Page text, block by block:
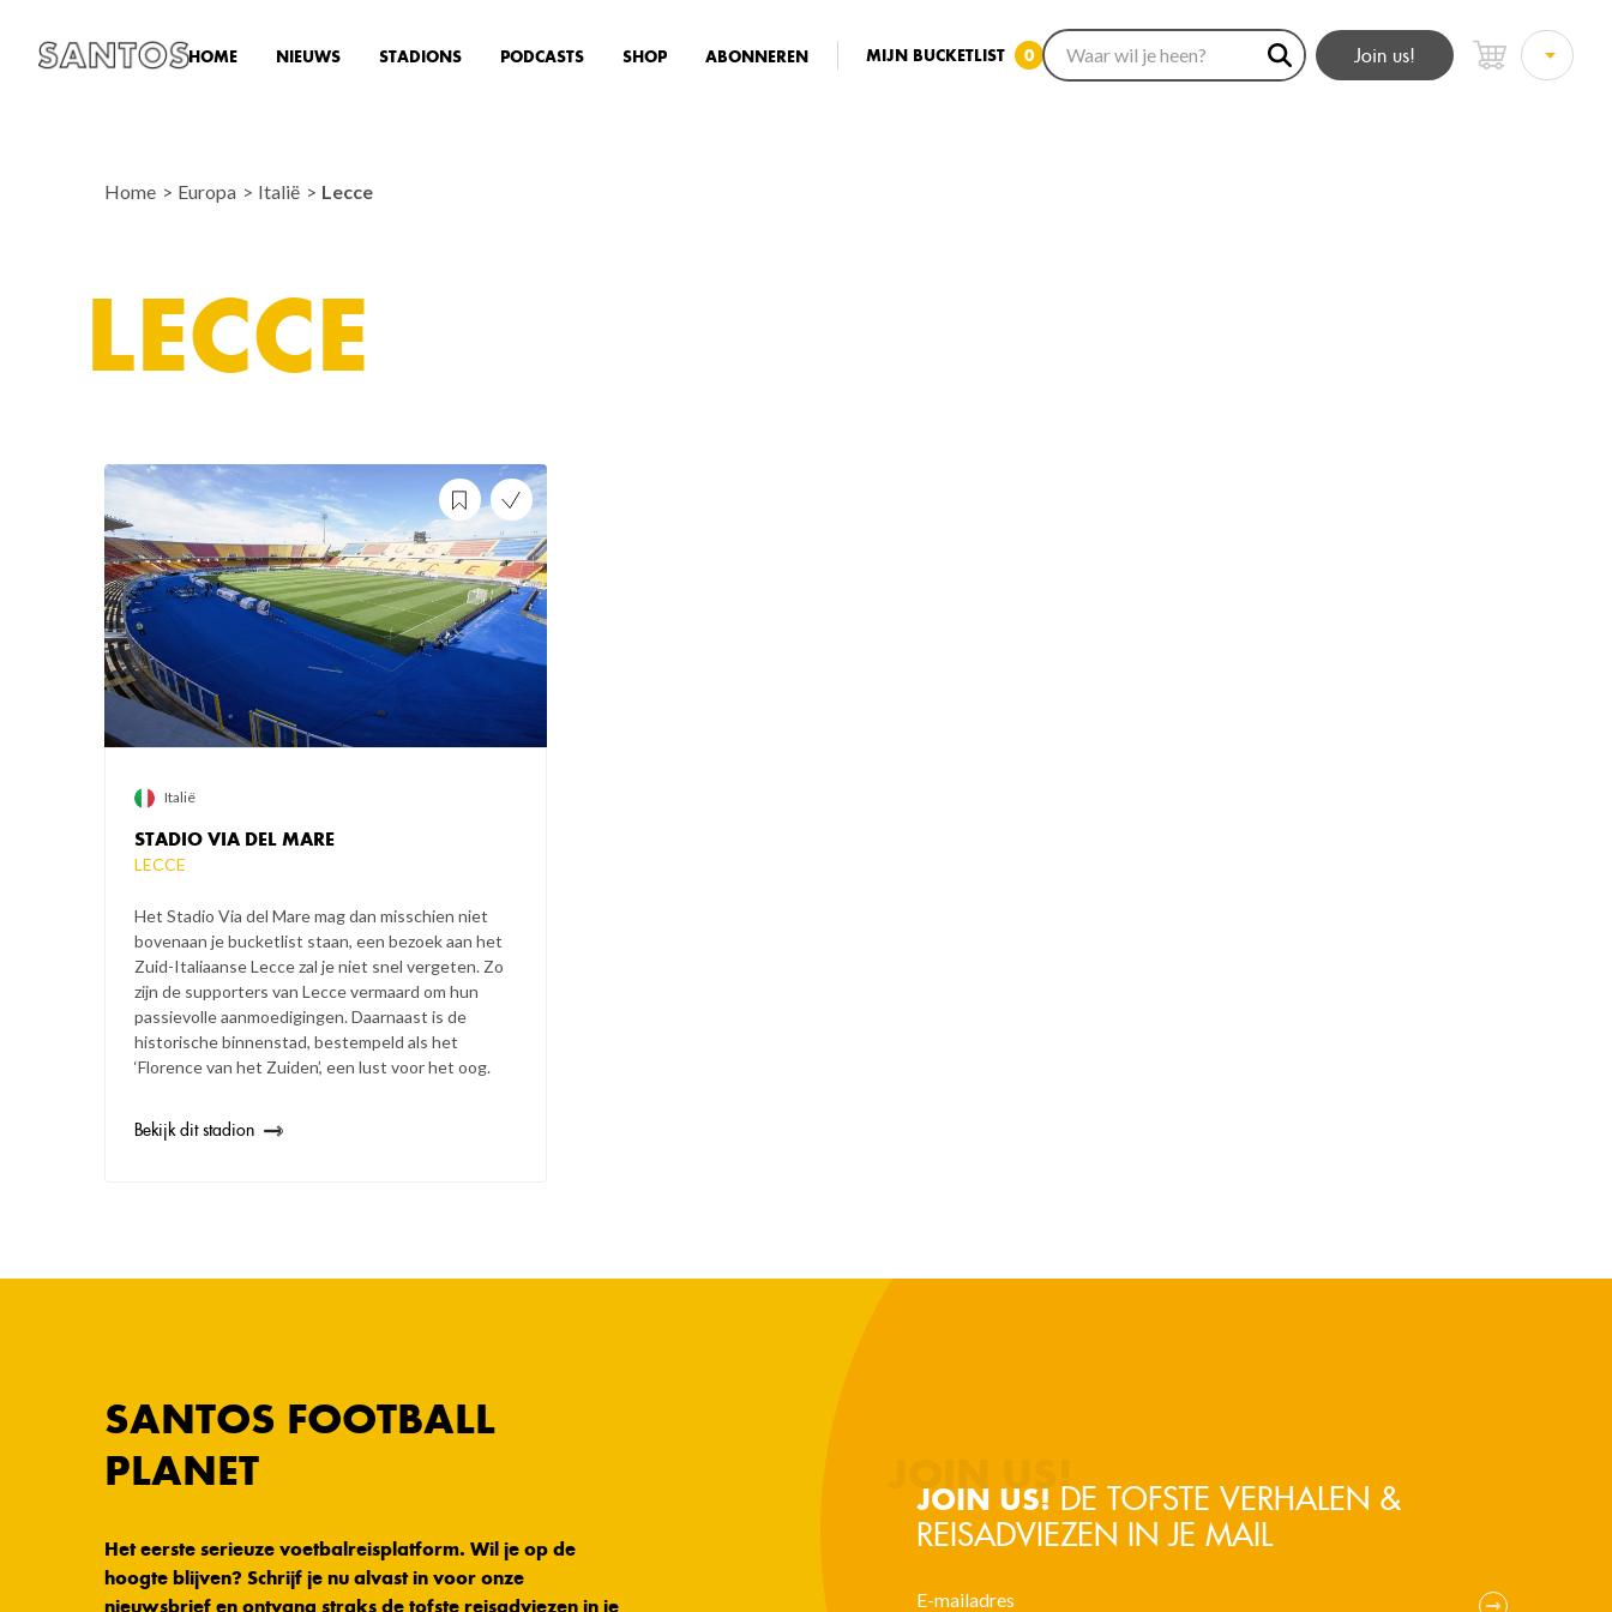
HOME NIEUWS STADIONS PODCASTS SHOP ABONNEREN MIJN BUCKETLIST 0 Join us!
Home Europa Italië Lecce
LECCE
STADIO VIA DEL MARE
LECCE
Het Stadio Via del Mare mag dan misschien niet
bovenaan je bucketlist staan, een bezoek aan het
Zuid-Italiaanse Lecce zal je niet snel vergeten. Zo
zijn de supporters van Lecce vermaard om hun
passievolle aanmoedigingen. Daarnaast is de
historische binnenstad, bestempeld als het
‘Florence van het Zuiden’, een lust voor het oog.
Italië
Bekijk dit stadion
SANTOS FOOTBALL
PLANET
Het eerste serieuze voetbalreisplatform. Wil je op de
hoogte blijven? Schrijf je nu alvast in voor onze
nieuwsbrief en ontvang straks de tofste reisadviezen in je
JOIN US! DE TOFSTE VERHALEN &
REISADVIEZEN IN JE MAIL